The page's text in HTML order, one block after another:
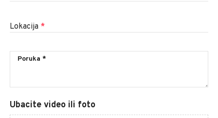
Lokacija *
Ubacite video ili foto